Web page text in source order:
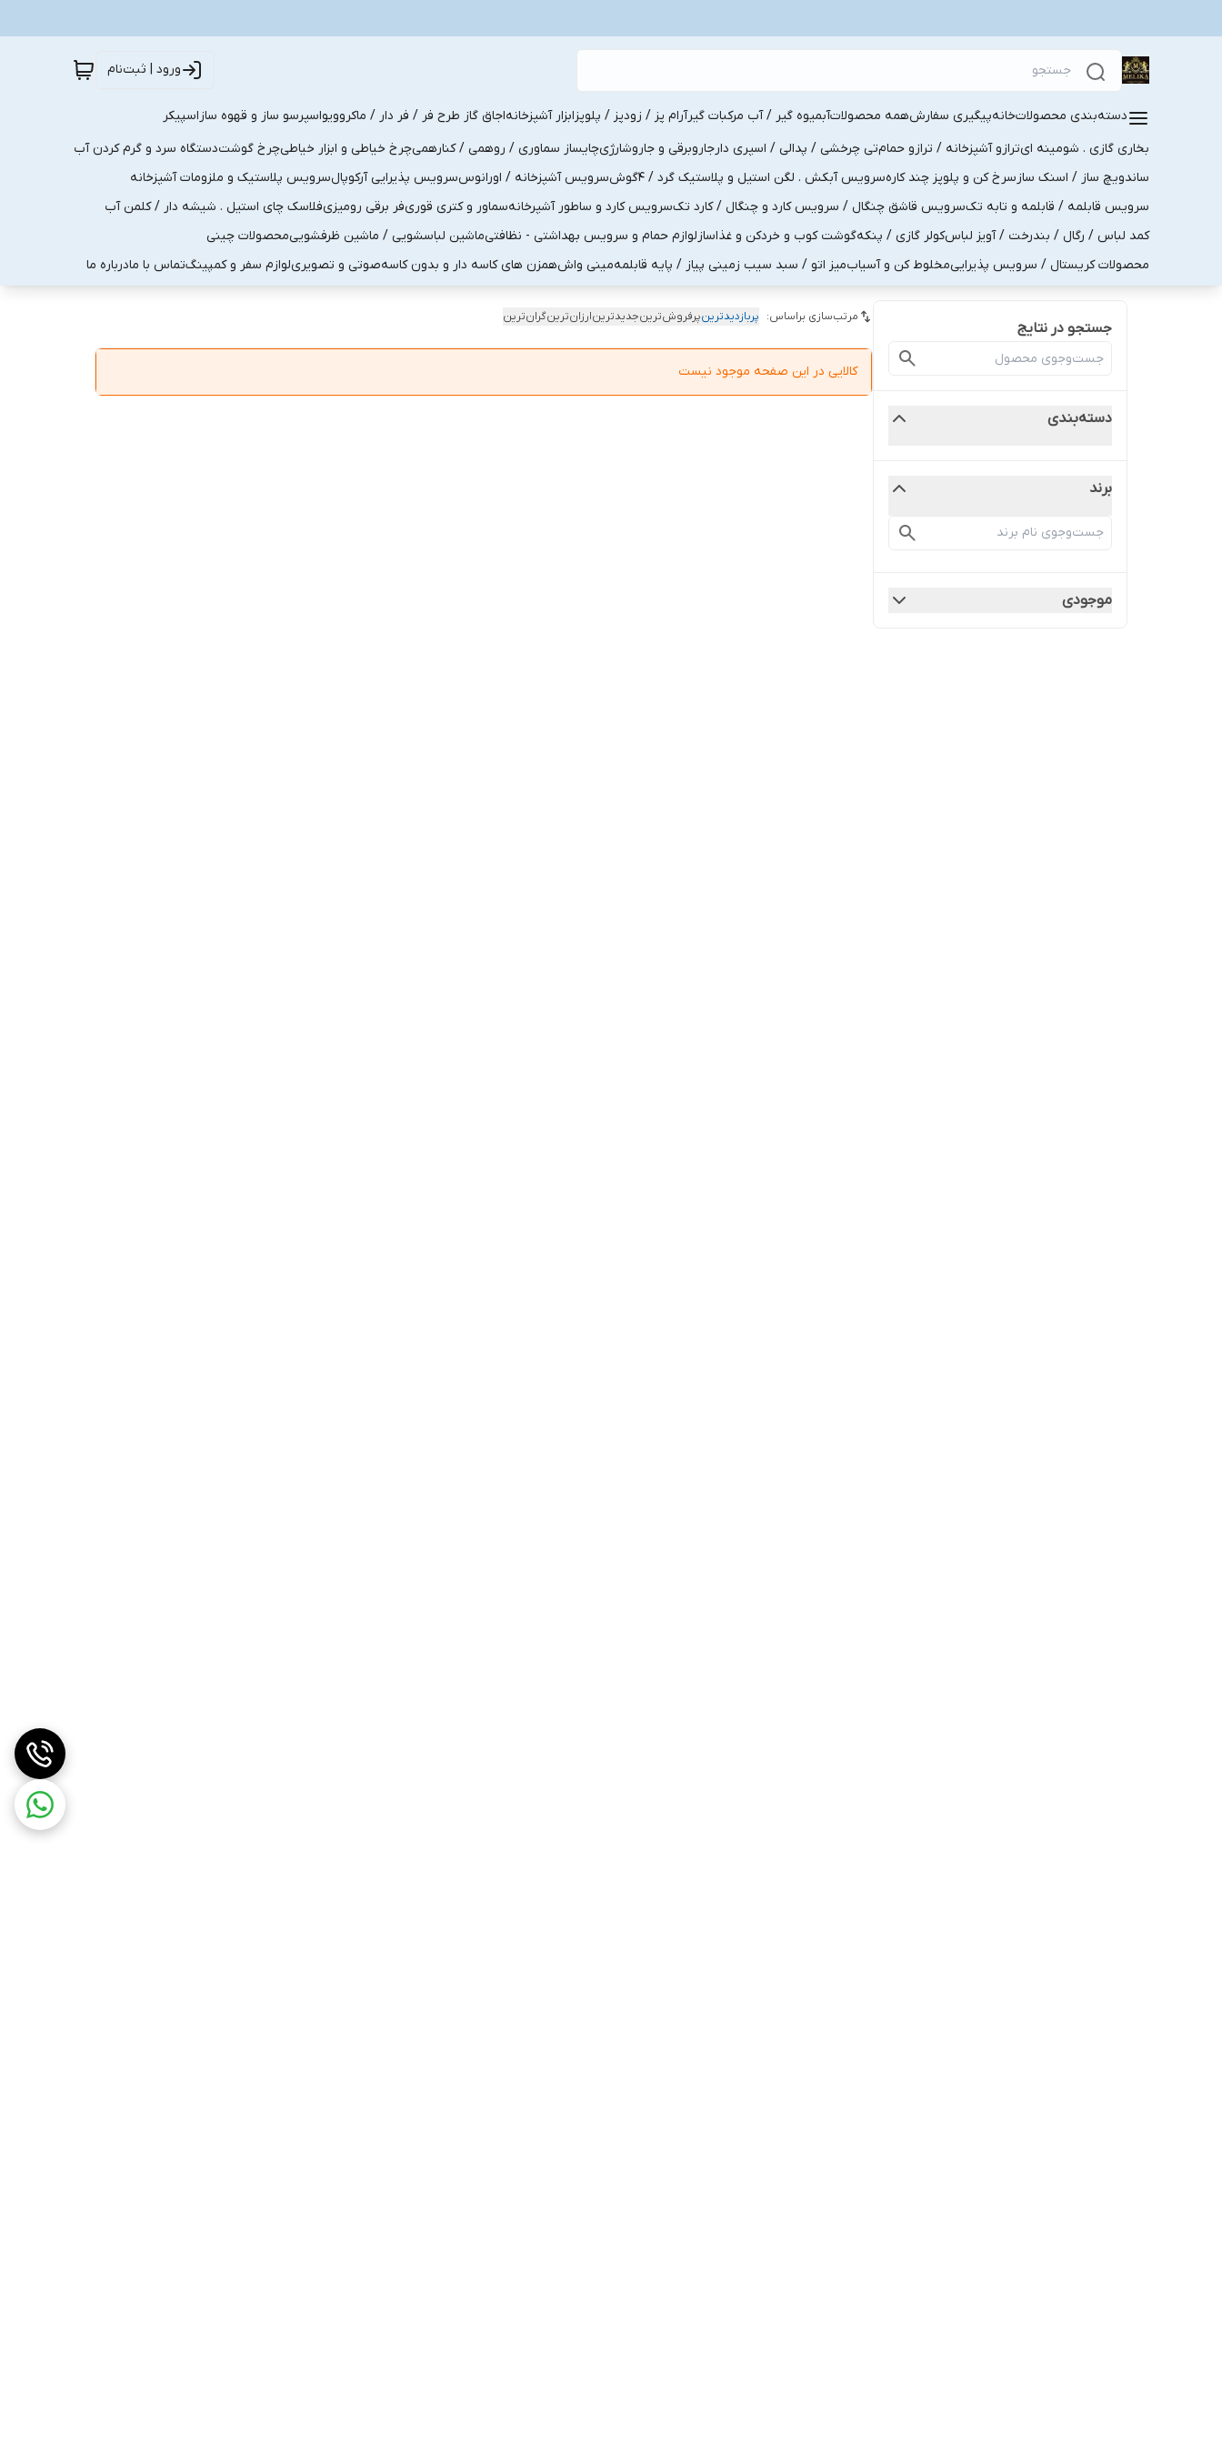
ورود | ثبت‌نام
دسته‌بندی محصولاتخانهپیگیری سفارشهمه محصولاتآبمیوه گیر / آب مرکبات گیرآرام پز / زودپز / پلوپزابزار آشپزخانهاجاق گاز طرح فر / فر دار / ماکروویواسپرسو ساز و قهوه سازاسپیکر
بخاری گازی . شومینه ایترازو آشپزخانه / ترازو حمامتی چرخشی / پدالی / اسپری دارجاروبرقی و جاروشارژیچایساز سماوری / روهمی / کنارهمیچرخ خیاطی و ابزار خیاطیچرخ گوشتدستگاه سرد و گرم کردن آب
ساندویچ ساز / اسنک سازسرخ کن و پلوپز چند کارهسرویس آبکش . لگن استیل و پلاستیک گرد / 4گوش سرویس آشپزخانه / اورانوسسرویس پذیرایی آرکوپالسرویس پلاستیک و ملزومات آشپزخانه
سرویس قابلمه / قابلمه و تابه تکسرویس قاشق چنگال / سرویس کارد و چنگال / کارد تکسرویس کارد و ساطور آشپرخانهسماور و کتری قوریفر برقی رومیزیفلاسک چای استیل . شیشه دار / کلمن آب
کمد لباس / رگال / بندرخت / آویز لباسکولر گازی / پنکهگوشت کوب و خردکن و غذاسازلوازم حمام و سرویس بهداشتی - نظافتیماشین لباسشویی / ماشین ظرفشوییمحصولات چینی
محصولات کریستال / سرویس پذیراییمخلوط کن و آسیابمیز اتو / سبد سیب زمینی پیاز / پایه قابلمهمینی واشهمزن های کاسه دار و بدون کاسهصوتی و تصویریلوازم سفر و کمپینگتماس با مادرباره ما
جستجو در نتایج
دسته‌بندی
برند
موجودی
مرتب‌سازی براساس: پربازدیدترینپرفروش‌ترینجدیدترینارزان‌ترینگران‌ترین
کالایی در این صفحه موجود نیست